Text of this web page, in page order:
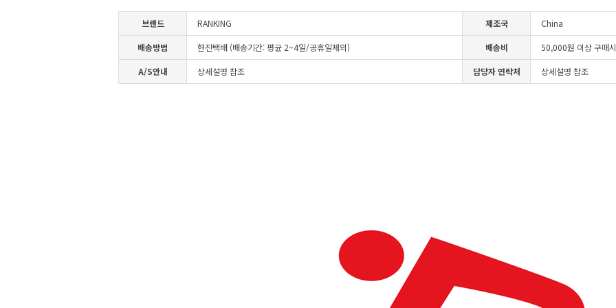
브랜드 RANKING 제조국 China
배송방법 한진택배 (배송기간: 평균 2~4일/공휴일제외) 배송비 50,000원 이상 구매시
A/S안내 상세설명 참조 담당자 연락처 상세설명 참조